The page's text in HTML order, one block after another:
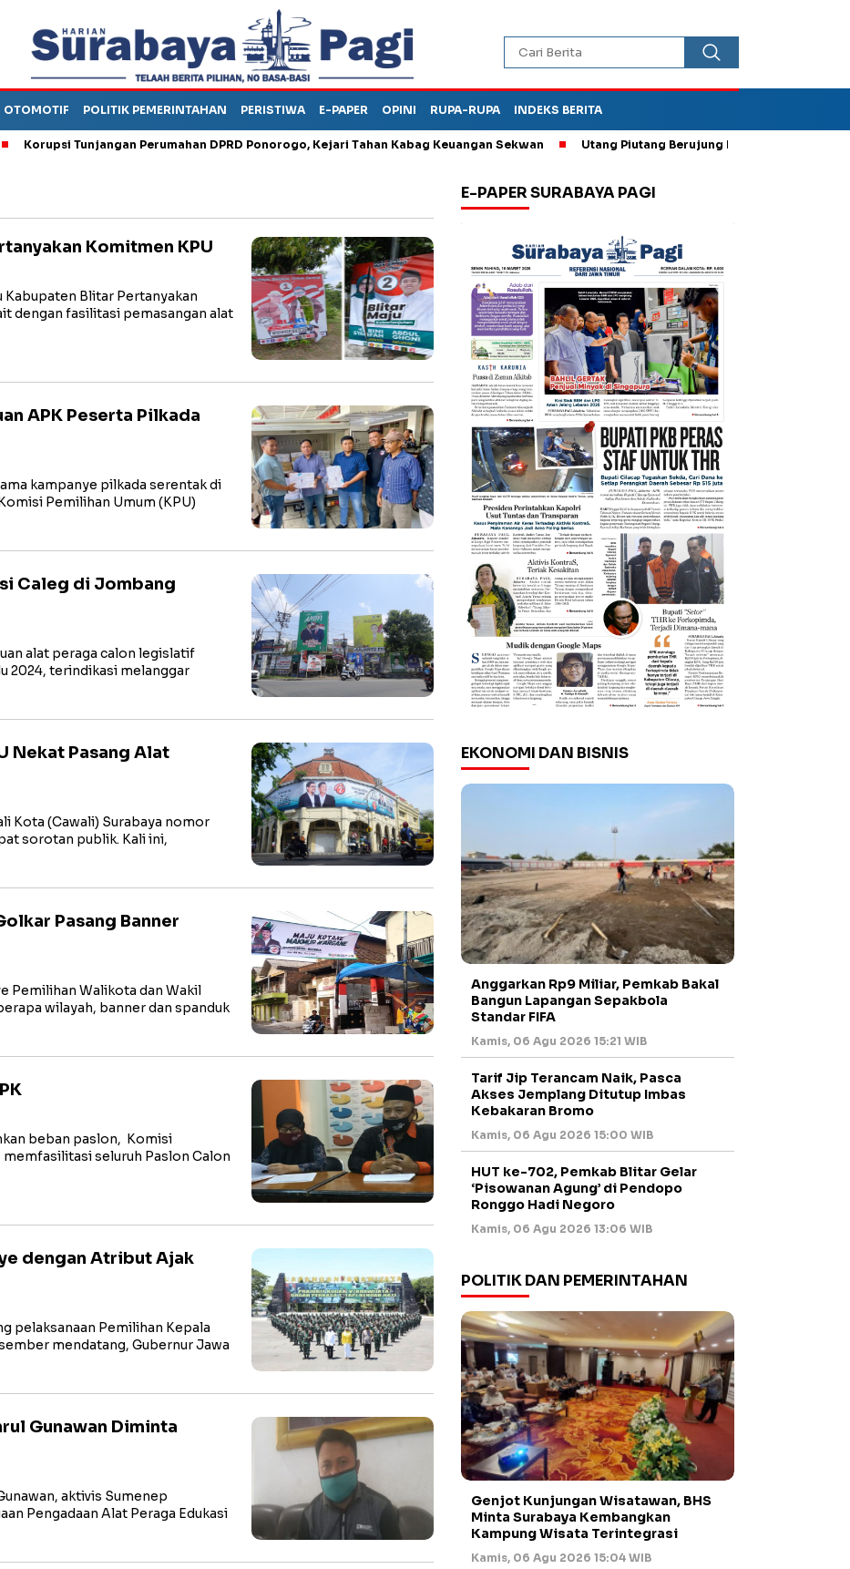
OTOMOTIF POLITIK PEMERINTAHAN PERISTIWA E-PAPER OPINI RUPA-RUPA INDEKS BERITA
Tunjangan Perumahan DPRD Ponorogo, Kejari Tahan Kabag Keuangan Sekwan Utang Piutang Berujung Penganiayaan, Oknum
Komitmen KPU
Kabupaten Blitar Pertanyakan
dengan fasilitasi pemasangan alat
APK Peserta Pilkada
kampanye pilkada serentak di
Pemilihan Umum (KPU)
Caleg di Jombang
alat peraga calon legislatif
2024, terindikasi melanggar
Nekat Pasang Alat
Kota (Cawali) Surabaya nomor
sorotan publik. Kali ini,
Pasang Banner
Pemilihan Walikota dan Wakil
wilayah, banner dan spanduk
beban paslon, Komisi
seluruh Paslon Calon
dengan Atribut Ajak
pelaksanaan Pemilihan Kepala
mendatang, Gubernur Jawa
Gunawan Diminta
aktivis Sumenep
Pengadaan Alat Peraga Edukasi
E-PAPER SURABAYA PAGI
EKONOMI DAN BISNIS
Anggarkan Rp9 Miliar, Pemkab Bakal
Bangun Lapangan Sepakbola
Standar FIFA
Kamis, 06 Agu 2026 15:21 WIB
Tarif Jip Terancam Naik, Pasca
Akses Jemplang Ditutup Imbas
Kebakaran Bromo
Kamis, 06 Agu 2026 15:00 WIB
HUT ke-702, Pemkab Blitar Gelar
‘Pisowanan Agung’ di Pendopo
Ronggo Hadi Negoro
Kamis, 06 Agu 2026 13:06 WIB
POLITIK DAN PEMERINTAHAN
Genjot Kunjungan Wisatawan, BHS
Minta Surabaya Kembangkan
Kampung Wisata Terintegrasi
Kamis, 06 Agu 2026 15:04 WIB